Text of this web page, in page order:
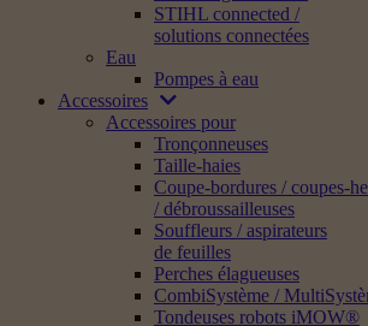
STIHL connected /
solutions connectées
Eau
Pompes à eau
Accessoires
Accessoires pour
Tronçonneuses
Taille-haies
Coupe-bordures / coupes-
/ débroussailleuses
Souffleurs / aspirateurs
de feuilles
Perches élagueuses
CombiSystème /
Tondeuses robots iMOW®